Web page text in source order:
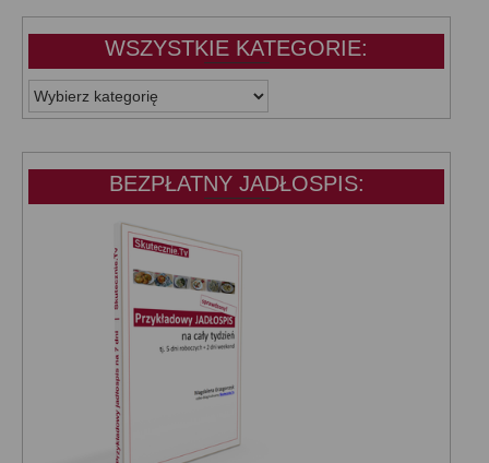
WSZYSTKIE KATEGORIE:
WSZYSTKIE
KATEGORIE:
BEZPŁATNY JADŁOSPIS: